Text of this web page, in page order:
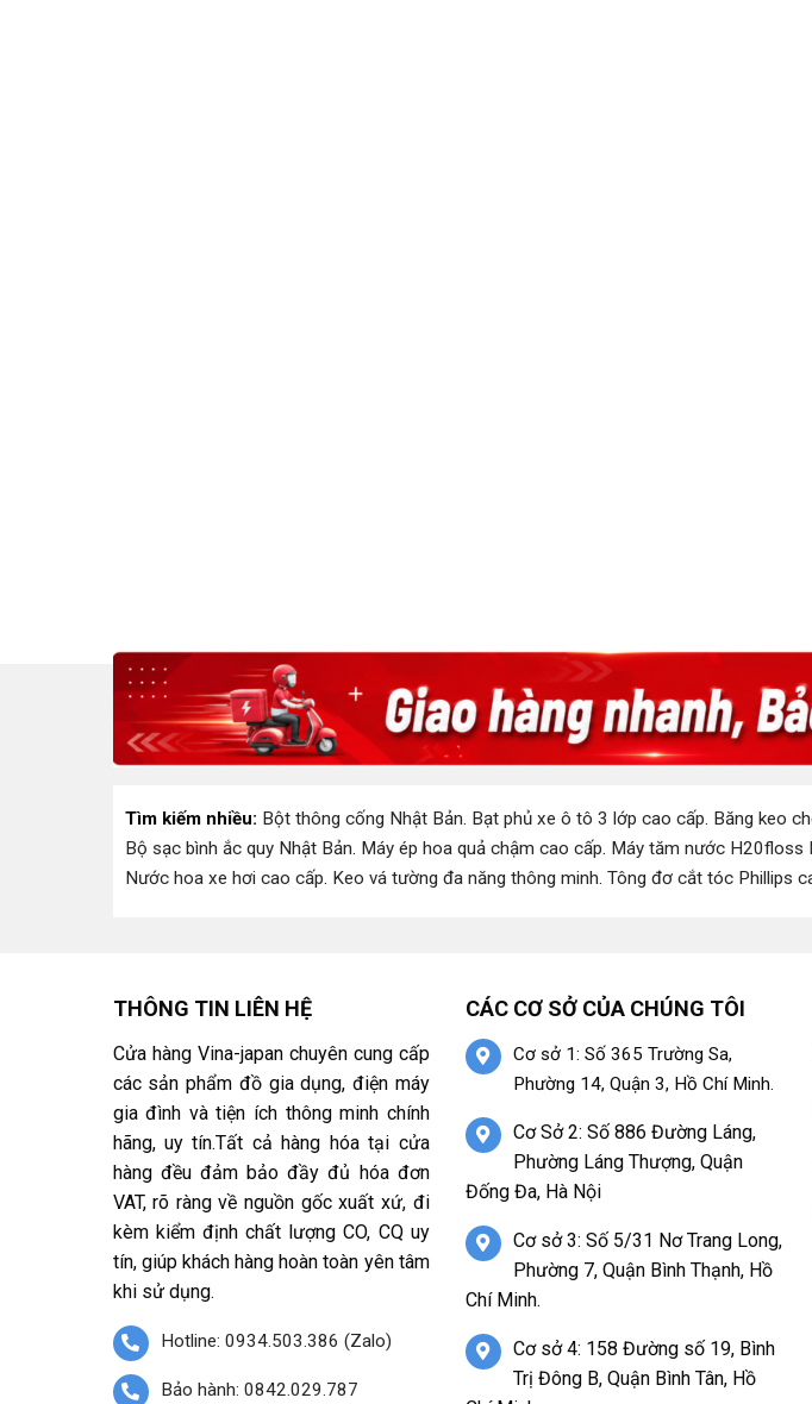
Tìm kiếm nhiều: Bột thông cống Nhật Bản. Bạt phủ xe ô tô 3 lớp cao cấp. Băng keo
Bộ sạc bình ắc quy Nhật Bản. Máy ép hoa quả chậm cao cấp. Máy tăm nước H20floss
Nước hoa xe hơi cao cấp. Keo vá tường đa năng thông minh. Tông đơ cắt tóc Phillips
THÔNG TIN LIÊN HỆ
Cửa hàng Vina-japan chuyên cung cấp
các sản phẩm đồ gia dụng, điện máy
gia đình và tiện ích thông minh chính
hãng, uy tín.Tất cả hàng hóa tại cửa
hàng đều đảm bảo đầy đủ hóa đơn
VAT, rõ ràng về nguồn gốc xuất xứ, đi
kèm kiểm định chất lượng CO, CQ uy
tín, giúp khách hàng hoàn toàn yên tâm
khi sử dụng.
Hotline: 0934.503.386 (Zalo)
Bảo hành: 0842.029.787
CÁC CƠ SỞ CỦA CHÚNG TÔI
Cơ sở 1: Số 365 Trường Sa,
Phường 14, Quận 3, Hồ Chí Minh.
Cơ Sở 2: Số 886 Đường Láng,
Phường Láng Thượng, Quận
Đống Đa, Hà Nội
Cơ sở 3: Số 5/31 Nơ Trang Long,
Phường 7, Quận Bình Thạnh, Hồ
Chí Minh.
Cơ sở 4: 158 Đường số 19, Bình
Trị Đông B, Quận Bình Tân, Hồ